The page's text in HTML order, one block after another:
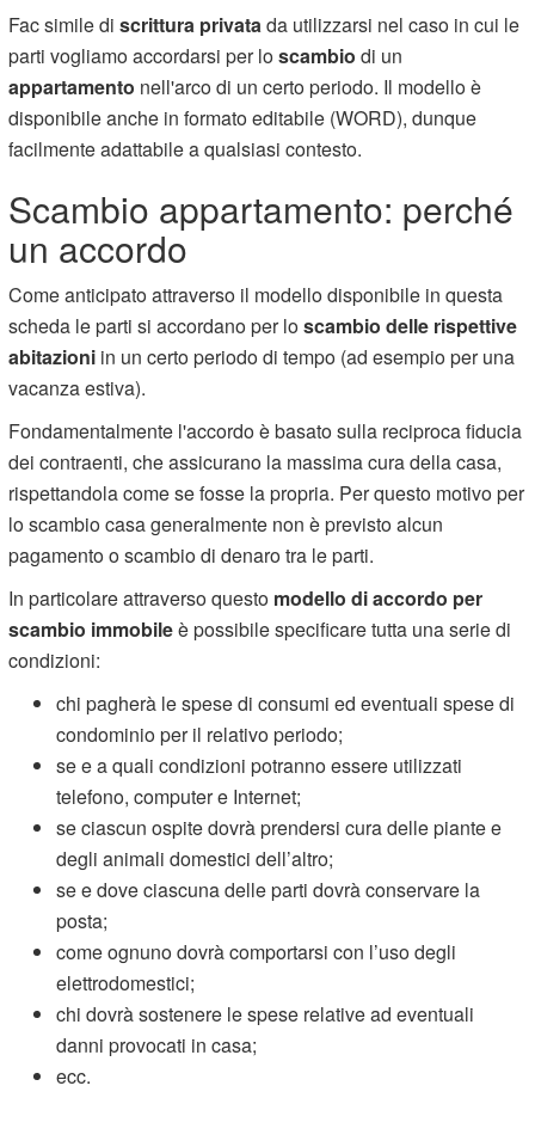
Fac simile discrittura privata da utilizzarsi nel caso in cui le
parti vogliamo accordarsi per loscambio di un
appartamento nell'arco di un certo periodo. Il modello è
disponibile anche in formato editabile (WORD), dunque
facilmente adattabile a qualsiasi contesto.
Scambio appartamento: perché
un accordo
Come anticipato attraverso il modello disponibile in questa
scheda le parti si accordano per loscambio delle rispettive
abitazioni in un certo periodo di tempo (ad esempio per una
vacanza estiva).
Fondamentalmente l'accordo è basato sulla reciproca fiducia
dei contraenti, che assicurano la massima cura della casa,
rispettandola come se fosse la propria. Per questo motivo per
lo scambio casa generalmente non è previsto alcun
pagamento o scambio di denaro tra le parti.
In particolare attraverso questo modello di accordo per
scambio immobileè possibile specificare tutta una serie di
condizioni:
chi pagherà le spese di consumi ed eventuali spese di
condominio per il relativo periodo;
se e a quali condizioni potranno essere utilizzati
telefono, computer e Internet;
se ciascun ospite dovrà prendersi cura delle piante e
degli animali domestici dell’altro;
se e dove ciascuna delle parti dovrà conservare la
posta;
come ognuno dovrà comportarsi con l’uso degli
elettrodomestici;
chi dovrà sostenere le spese relative ad eventuali
danni provocati in casa;
ecc.